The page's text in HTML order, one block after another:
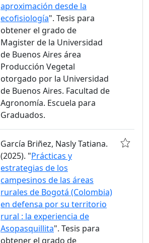
aproximación desde la
ecofisiología". Tesis para
obtener el grado de
Magister de la Universidad
de Buenos Aires área
Producción Vegetal
otorgado por la Universidad
de Buenos Aires. Facultad de
Agronomía. Escuela para
Graduados.
García Briñez, Nasly Tatiana.
(2025). "Prácticas y
estrategias de los
campesinos de las áreas
rurales de Bogotá (Colombia)
en defensa por su territorio
rural : la experiencia de
Asopasquillita". Tesis para
obtener el grado de